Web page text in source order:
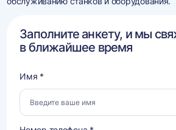
Заполните анкету, и мы
в ближайшее время
Имя *